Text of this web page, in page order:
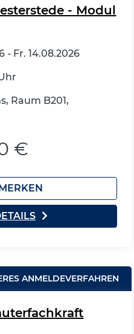
- Modul
- Fr. 14.08.2026
Raum B201,
€
ANMELDEVERFAHREN